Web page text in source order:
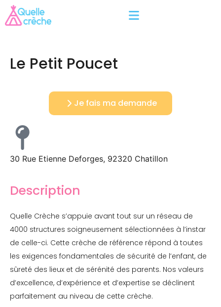
Le Petit Poucet
Je fais ma demande
30 Rue Etienne Deforges, 92320 Chatillon
Description
Quelle Crèche s’appuie avant tout sur un réseau de
4000 structures soigneusement sélectionnées à l’instar
de celle-ci. Cette crèche de référence répond à toutes
les exigences fondamentales de sécurité de l’enfant, de
sûreté des lieux et de sérénité des parents. Nos valeurs
d’excellence, d’expérience et d’expertise se déclinent
parfaitement au niveau de cette crèche.